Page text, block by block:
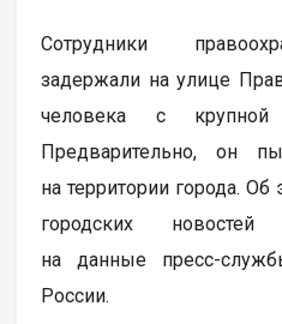
Сотрудники
задержали на улице
человека с крупной
Предварительно, он
на территории города. Об
городских
на данные пресс-
России.